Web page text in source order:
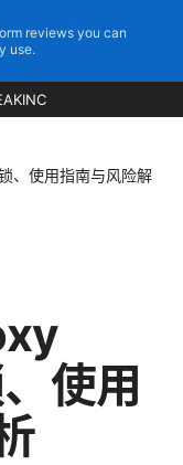
reviews you can
use.
、使用指南与风险解
使用